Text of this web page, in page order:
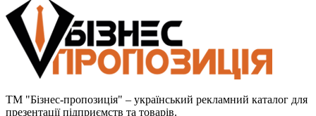
ТМ "Бізнес-пропозиція" – український рекламний каталог для
презентації підприємств та товарів.